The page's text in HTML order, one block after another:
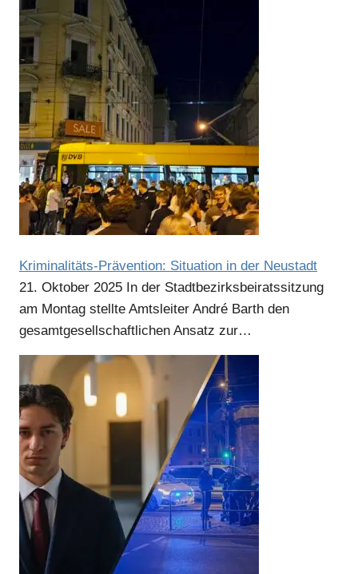
Kriminalitäts-Prävention: Situation in der Neustadt
21. Oktober 2025 In der Stadtbezirksbeiratssitzung
am Montag stellte Amtsleiter André Barth den
gesamtgesellschaftlichen Ansatz zur…